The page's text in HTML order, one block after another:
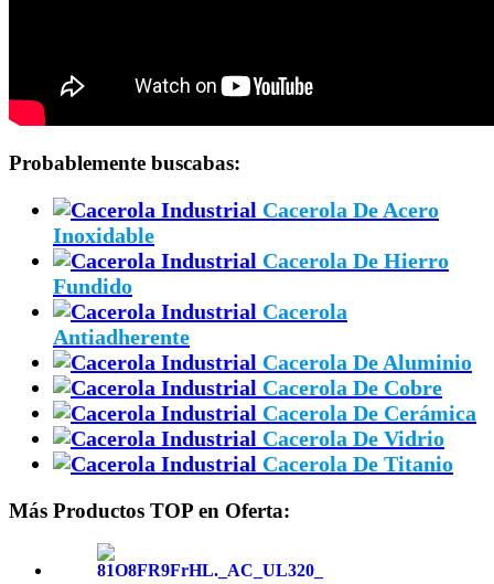
Probablemente buscabas:
Cacerola De Acero
Inoxidable
Cacerola De Hierro
Fundido
Cacerola
Antiadherente
Cacerola De Aluminio
Cacerola De Cobre
Cacerola De Cerámica
Cacerola De Vidrio
Cacerola De Titanio
Más Productos TOP en Oferta: